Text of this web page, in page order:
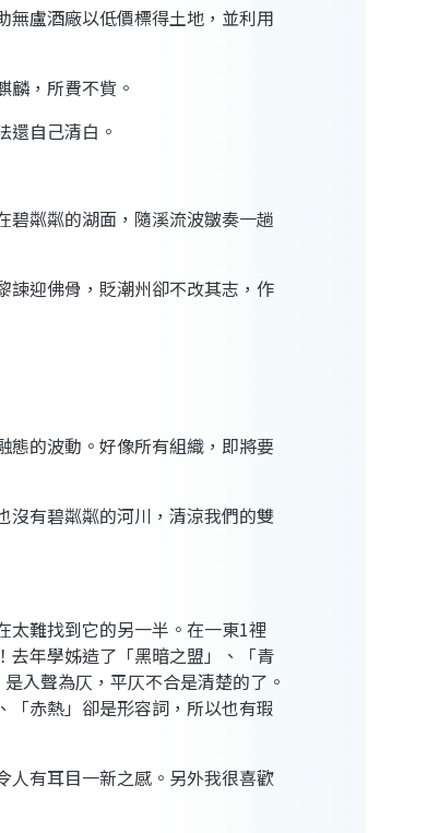
無盧酒廠以低價標得土地，並利用
麟 ，所費不貲。
還自己清白。
碧粼粼的湖面，隨溪流波皺奏一趟
諫迎佛骨， 貶潮州卻不改其志，作
態的波動。好像所有組織，即將要
沒有碧粼粼的河川，清涼我們的雙
太難找到它的另一半。在一東1裡
去年學姊造了「黑暗之盟」、「青
入聲為仄，平仄不合是清楚的了。
赤熱」卻是形容詞，所以也有瑕
人有耳目一新之感。另外我很喜歡